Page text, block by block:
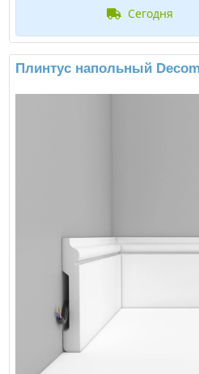
сегодня
Плинтус напольный